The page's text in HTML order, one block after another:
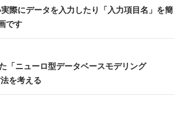
際にデータを入力したり「入力項目名」を簡
です
ニューロ型データベースモデリング
を考える